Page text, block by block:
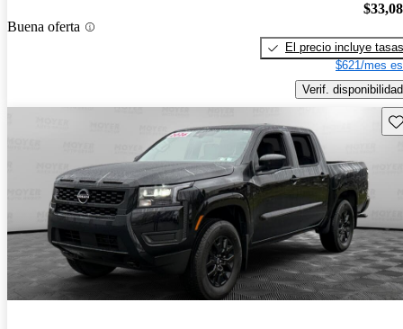
Buena oferta
El precio incluye tasas
$621/mes
Verif. disponibilidad